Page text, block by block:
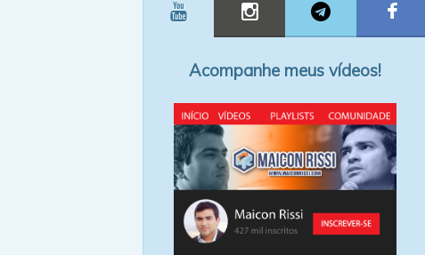
Acompanhe meus vídeos!